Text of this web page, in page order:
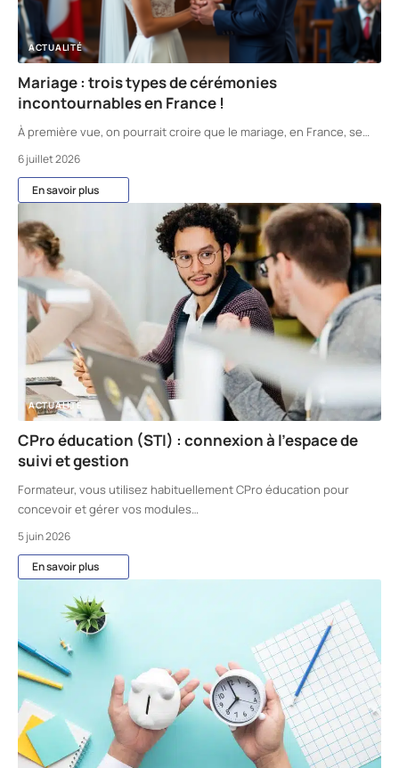
ACTUALITÉ
Mariage : trois types de cérémonies
incontournables en France !
À première vue, on pourrait croire que le mariage, en France, se…
6 juillet 2026
En savoir plus
ACTUALITÉ
CPro éducation (STI) : connexion à l’espace de
suivi et gestion
Formateur, vous utilisez habituellement CPro éducation pour
concevoir et gérer vos modules…
5 juin 2026
En savoir plus